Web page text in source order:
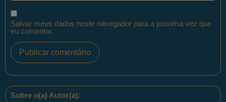
Salvar meus dados neste navegador para a próxima vez que
eu comentar.
Sobre o(a) Autor(a):